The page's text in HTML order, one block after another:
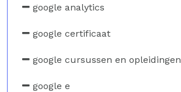
google analytics
google certificaat
google cursussen en opleidingen
google e